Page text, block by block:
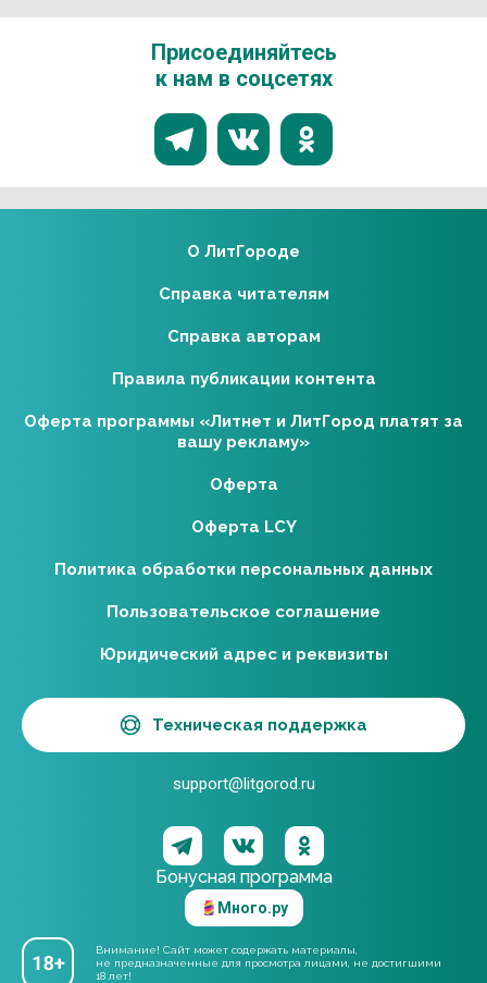
Присоединяйтесь
к нам в соцсетях
Бонусная программа
Много.ру
Внимание! Сайт может содержать материалы,
не предназначенные для просмотра лицами, не достигшими
18 лет!
О ЛитГороде
Справка читателям
Справка авторам
Правила публикации контента
Оферта программы «Литнет и ЛитГород платят за
вашу рекламу»
Оферта
Оферта LCY
Политика обработки персональных данных
Пользовательское соглашение
Юридический адрес и реквизиты
Техническая поддержка
support@litgorod.ru